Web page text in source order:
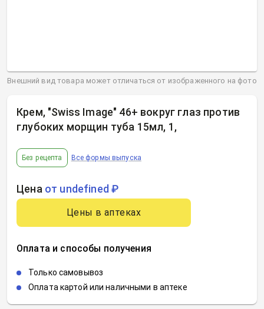
Крем, "Swiss Image" 46+ вокруг глаз против
глубоких морщин туба 15мл, 1 ,
Без рецепта Все формы выпуска
Цена от undefined ₽
Цены в аптеках
Оплата и способы получения
Только самовывоз
Оплата картой или наличными в аптеке
Внешний вид товара может отличаться от изображенного на фото